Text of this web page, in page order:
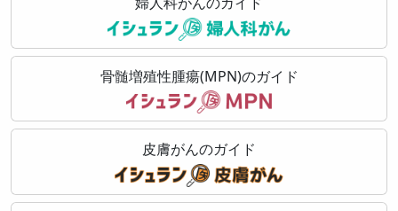
骨髄増殖性腫瘍(MPN)のガイド
皮膚がんのガイド